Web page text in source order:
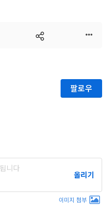
팔로우
올리기
이미지 첨부